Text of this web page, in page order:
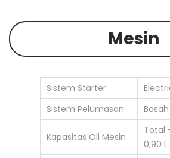
Mesin
Sistem Starter
Sistem Pelumasan
Basah
Kapasitas Oli Mesin
Total
0,90 L